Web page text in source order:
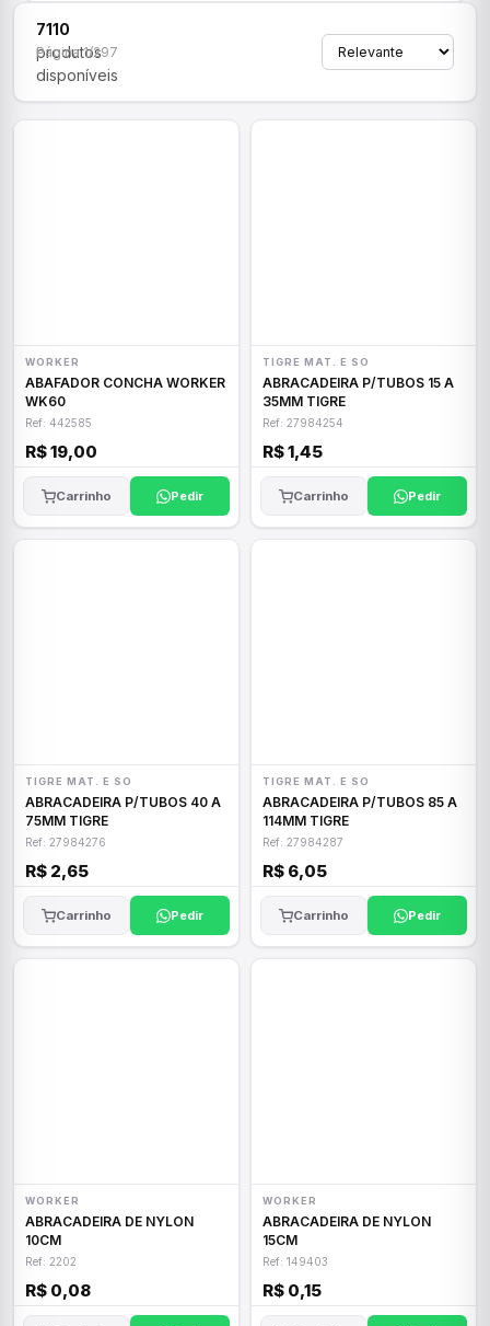
7110
produtos
disponíveis
Página 1/297
WORKER
ABAFADOR CONCHA WORKER
WK60
Ref: 442585
R$ 19,00
Carrinho Pedir
TIGRE MAT. E SO
ABRACADEIRA P/TUBOS 15 A
35MM TIGRE
Ref: 27984254
R$ 1,45
Carrinho Pedir
TIGRE MAT. E SO
ABRACADEIRA P/TUBOS 40 A
75MM TIGRE
Ref: 27984276
R$ 2,65
Carrinho Pedir
TIGRE MAT. E SO
ABRACADEIRA P/TUBOS 85 A
114MM TIGRE
Ref: 27984287
R$ 6,05
Carrinho Pedir
WORKER
ABRACADEIRA DE NYLON
10CM
Ref: 2202
R$ 0,08
WORKER
ABRACADEIRA DE NYLON
15CM
Ref: 149403
R$ 0,15